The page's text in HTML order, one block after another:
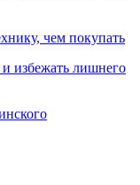
чем покупать
и избежать лишнего